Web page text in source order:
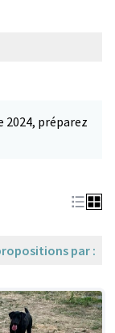
2024, préparez
par :